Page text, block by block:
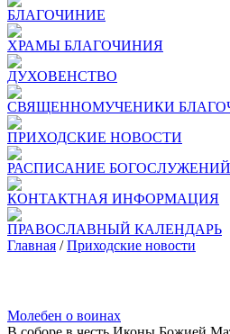
БЛАГОЧИНИЕ
ХРАМЫ БЛАГОЧИНИЯ
ДУХОВЕНСТВО
СВЯЩЕННОМУЧЕНИКИ
ПРИХОДСКИЕ НОВОСТИ
РАСПИСАНИЕ БОГОСЛУЖЕНИЙ
КОНТАКТНАЯ ИНФОРМАЦИЯ
ПРАВОСЛАВНЫЙ КАЛЕНДАРЬ
Главная /Приходские новости
Молебен о воинах